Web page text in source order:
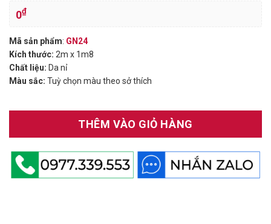
0₫
Mã sản phẩm: GN24
Kích thước: 2m x 1m8
Chất liệu: Da nỉ
Màu sắc: Tuỳ chọn màu theo sở thích
THÊM VÀO GIỎ HÀNG